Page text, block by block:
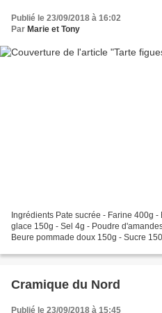
Publié le 23/09/2018 à 16:02
Par Marie et Tony
Ingrédients Pate sucrée - Farine 400g
glace 150g - Sel 4g - Poudre
Beure pommade doux 150g - Sucre
Cramique du Nord
Publié le 23/09/2018 à 15:45